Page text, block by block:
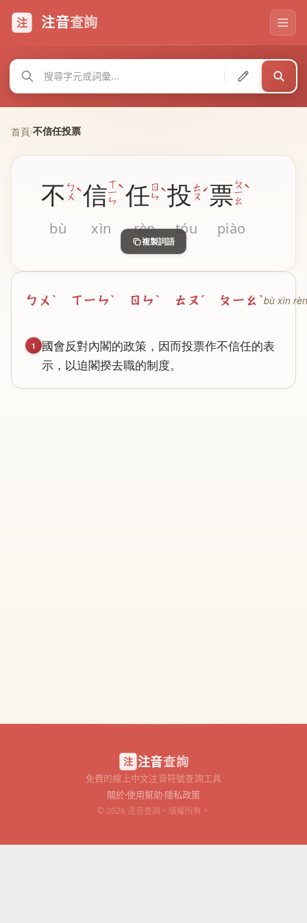
注 注音查詢
首頁/不信任投票
不 ㄅ
ㄨˋ
bù
信ㄒ
ㄧ
ㄣ
ˋ
xìn
任 ㄖ
ㄣˋ
rèn
投 ㄊ
ㄡˊ
tóu
票ㄆ
ㄧ
ㄠ
ˋ
piào
複製詞語
ㄅㄨˋ ㄒㄧㄣˋ ㄖㄣˋ ㄊㄡˊ ㄆㄧㄠˋbù xìn
1 國會反對內閣的政策 ， 因而投票作不信任的表
示 ， 以迫閣揆去職的制度。
注 注音查詢
免費的線上中文注音符號查詢工具
關於使用幫助 隱私政策
© 2026 注音查詢。版權所有。